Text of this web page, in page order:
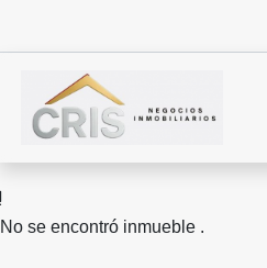
No se encontró inmueble .